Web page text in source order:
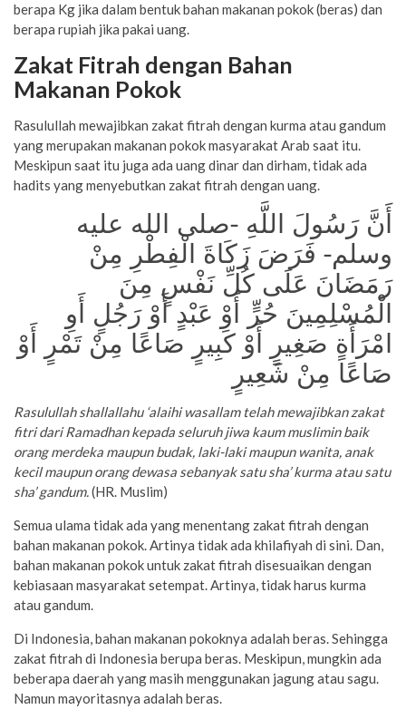
berapa Kg jika dalam bentuk bahan makanan pokok (beras) dan
berapa rupiah jika pakai uang.
Zakat Fitrah dengan Bahan
Makanan Pokok
Rasulullah mewajibkan zakat fitrah dengan kurma atau gandum
yang merupakan makanan pokok masyarakat Arab saat itu.
Meskipun saat itu juga ada uang dinar dan dirham, tidak ada
hadits yang menyebutkan zakat fitrah dengan uang.
أَنَّ رَسُولَ اللَّهِ -صلى الله عليه
وسلم- فَرَضَ زَكَاةَ الْفِطْرِ مِنْ
رَمَضَانَ عَلَى كُلِّ نَفْسٍ مِنَ
الْمُسْلِمِينَ حُرٍّ أَوْ عَبْدٍ أَوْ رَجُلٍ أَوِ
امْرَأَةٍ صَغِيرٍ أَوْ كَبِيرٍ صَاعًا مِنْ تَمْرٍ أَوْ
صَاعًا مِنْ شَعِيرٍ
Rasulullah shallallahu ‘alaihi wasallam telah mewajibkan zakat
fitri dari Ramadhan kepada seluruh jiwa kaum muslimin baik
orang merdeka maupun budak, laki-laki maupun wanita, anak
kecil maupun orang dewasa sebanyak satu sha’ kurma atau satu
sha’ gandum.(HR. Muslim)
Semua ulama tidak ada yang menentang zakat fitrah dengan
bahan makanan pokok. Artinya tidak ada khilafiyah di sini. Dan,
bahan makanan pokok untuk zakat fitrah disesuaikan dengan
kebiasaan masyarakat setempat. Artinya, tidak harus kurma
atau gandum.
Di Indonesia, bahan makanan pokoknya adalah beras. Sehingga
zakat fitrah di Indonesia berupa beras. Meskipun, mungkin ada
beberapa daerah yang masih menggunakan jagung atau sagu.
Namun mayoritasnya adalah beras.